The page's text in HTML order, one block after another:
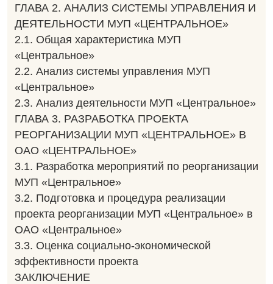
ГЛАВА 2. АНАЛИЗ СИСТЕМЫ УПРАВЛЕНИЯ И
ДЕЯТЕЛЬНОСТИ МУП «ЦЕНТРАЛЬНОЕ»
2.1. Общая характеристика МУП
«Центральное»
2.2. Анализ системы управления МУП
«Центральное»
2.3. Анализ деятельности МУП «Центральное»
ГЛАВА 3. РАЗРАБОТКА ПРОЕКТА
РЕОРГАНИЗАЦИИ МУП «ЦЕНТРАЛЬНОЕ» В
ОАО «ЦЕНТРАЛЬНОЕ»
3.1. Разработка мероприятий по реорганизации
МУП «Центральное»
3.2. Подготовка и процедура реализации
проекта реорганизации МУП «Центральное» в
ОАО «Центральное»
3.3. Оценка социально-экономической
эффективности проекта
ЗАКЛЮЧЕНИЕ